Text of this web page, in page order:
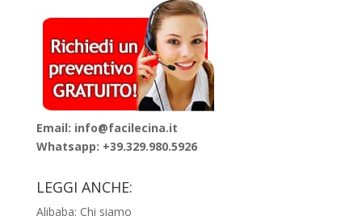
Email: info@facilecina.it
Whatsapp: +39.329.980.5926
LEGGI ANCHE:
Alibaba: Chi siamo